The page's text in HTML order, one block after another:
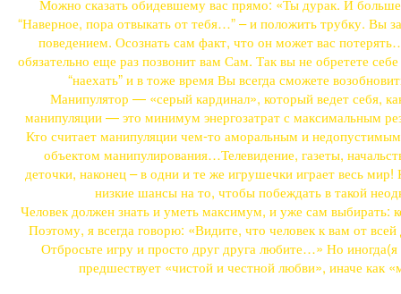
Можно сказать обидевшему вас прямо: «Ты дурак. И
“Наверное, пора отвыкать от тебя…” – и положить трубку. Вы
поведением. Осознать сам факт, что он может вас
обязательно еще раз позвонит вам Сам. Так вы не обретете
“наехать” и в тоже время Вы всегда сможете
Манипулятор — «серый кардинал», который ведет себя,
манипуляции — это минимум энергозатрат с максимальным
Кто считает манипуляции чем-то аморальным и
объектом манипулирования…Телевидение, газеты,
деточки, наконец – в одни и те же игрушечки играет весь
низкие шансы на то, чтобы побеждать в такой
Человек должен знать и уметь максимум, и уже сам выбирать:
Поэтому, я всегда говорю: «Видите, что человек к вам от
Отбросьте игру и просто друг друга любите…» Но
предшествует «чистой и честной любви», иначе как